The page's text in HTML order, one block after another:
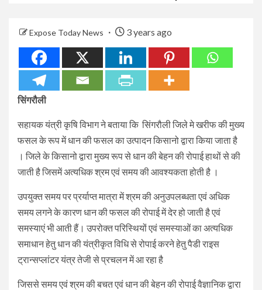
Expose Today News 3 years ago
सिंगरौली
सहायक यंत्री कृषि विभाग ने बताया कि सिंगरौली जिले मे खरीफ की मुख्‍य
फसल के रूप में धान की फसल का उत्‍पादन किसानो द्वारा किया जाता है
। जिले के किसानो द्वारा मुख्‍य रूप से धान की बेहन की रोपाई हाथों से की
जाती है जिसमें अत्‍यधिक श्रम एवं समय की आवश्‍यकता होती है ।
उपयुक्‍त समय पर प्रर्याप्‍त मात्रा में श्रम की अनुउपलब्‍धता एवं अधिक
समय लगने के कारण धान की फसल की रोपाई में देर हो जाती है एवं
समस्‍याएं भी आती हैं। उपरोक्‍त परिस्थियों एवं समस्‍याओं का अत्‍यधिक
समाधान हेतु धान की यंत्रीकृत विधि से रोपाई करने हेतु पैडी राइस
ट्रान्‍सप्‍लांटर यंत्र तेजी से प्रचलन में आ रहा है
जिससे समय एवं श्रम की बचत एवं धान की बेहन की रोपाई वैज्ञानिक द्वारा